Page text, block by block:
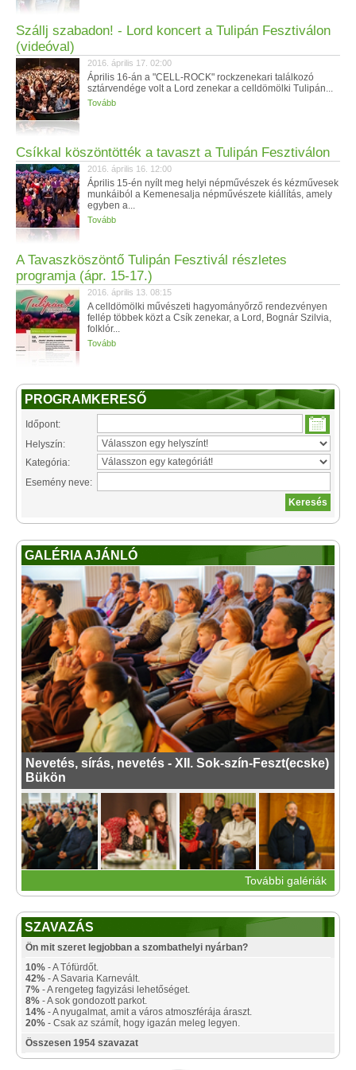
Szállj szabadon! - Lord koncert a Tulipán Fesztiválon
(videóval)
2016. április 17. 02:00
Április 16-án a "CELL-ROCK" rockzenekari találkozó
sztárvendége volt a Lord zenekar a celldömölki Tulipán...
Tovább
Csíkkal köszöntötték a tavaszt a Tulipán Fesztiválon
2016. április 16. 12:00
Április 15-én nyílt meg helyi népművészek és kézművesek
munkáiból a Kemenesalja népművészete kiállítás, amely
egyben a...
Tovább
A Tavaszköszöntő Tulipán Fesztivál részletes
programja (ápr. 15-17.)
2016. április 13. 08:15
A celldömölki művészeti hagyományőrző rendezvényen
fellép többek közt a Csík zenekar, a Lord, Bognár Szilvia,
folklór...
Tovább
PROGRAMKERESŐ
Időpont:
Helyszín:
Kategória:
Esemény neve:
GALÉRIA AJÁNLÓ
Nevetés, sírás, nevetés - XII. Sok-szín-Feszt(ecske)
Bükön
További galériák
SZAVAZÁS
Ön mit szeret legjobban a szombathelyi nyárban?
10% - A Tófürdőt.
42% - A Savaria Karnevált.
7% - A rengeteg fagyizási lehetőséget.
8% - A sok gondozott parkot.
14% - A nyugalmat, amit a város atmoszférája áraszt.
20% - Csak az számít, hogy igazán meleg legyen.
Összesen 1954 szavazat